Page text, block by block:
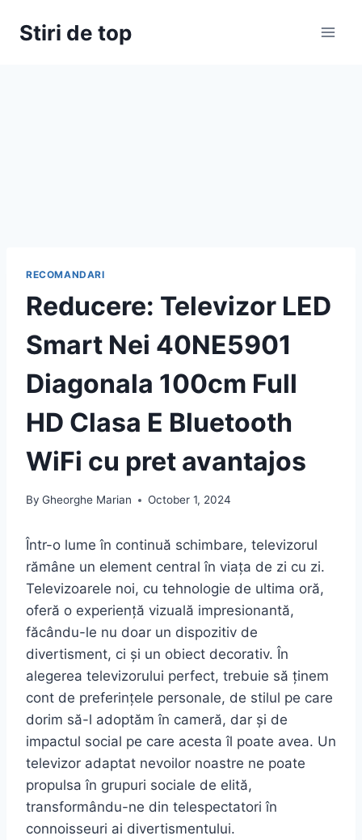
Stiri de top
RECOMANDARI
Reducere: Televizor LED
Smart Nei 40NE5901
Diagonala 100cm Full
HD Clasa E Bluetooth
WiFi cu pret avantajos
By Gheorghe Marian October 1, 2024
Într-o lume în continuă schimbare, televizorul
rămâne un element central în viața de zi cu zi.
Televizoarele noi, cu tehnologie de ultima oră,
oferă o experiență vizuală impresionantă,
făcându-le nu doar un dispozitiv de
divertisment, ci și un obiect decorativ. În
alegerea televizorului perfect, trebuie să ținem
cont de preferințele personale, de stilul pe care
dorim să-l adoptăm în cameră, dar și de
impactul social pe care acesta îl poate avea. Un
televizor adaptat nevoilor noastre ne poate
propulsa în grupuri sociale de elită,
transformându-ne din telespectatori în
connoisseuri ai divertismentului.